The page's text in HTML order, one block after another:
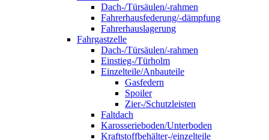
Dach-/Türsäulen/-rahmen
Fahrerhausfederung/-dämpfung
Fahrerhauslagerung
Fahrgastzelle
Dach-/Türsäulen/-rahmen
Einstieg-/Türholm
Einzelteile/Anbauteile
Gasfedern
Spoiler
Zier-/Schutzleisten
Faltdach
Karosserieboden/Unterboden
Kraftstoffbehälter-/einzelteile